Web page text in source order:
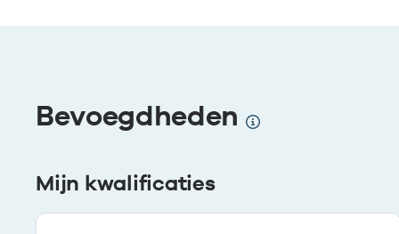
Bevoegdheden
Mijn kwalificaties